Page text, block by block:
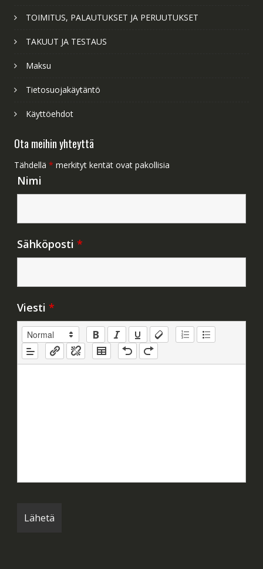
TOIMITUS, PALAUTUKSET JA PERUUTUKSET
TAKUUT JA TESTAUS
Maksu
Tietosuojakäytäntö
Käyttöehdot
Ota meihin yhteyttä
Tähdellä * merkityt kentät ovat pakollisia
Nimi
Sähköposti *
Viesti *